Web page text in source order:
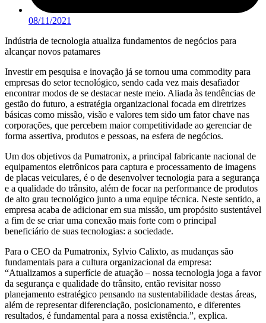
08/11/2021
Indústria de tecnologia atualiza fundamentos de negócios para
alcançar novos patamares
Investir em pesquisa e inovação já se tornou uma commodity para
empresas do setor tecnológico, sendo cada vez mais desafiador
encontrar modos de se destacar neste meio. Aliada às tendências de
gestão do futuro, a estratégia organizacional focada em diretrizes
básicas como missão, visão e valores tem sido um fator chave nas
corporações, que percebem maior competitividade ao gerenciar de
forma assertiva, produtos e pessoas, na esfera de negócios.
Um dos objetivos da Pumatronix, a principal fabricante nacional de
equipamentos eletrônicos para captura e processamento de imagens
de placas veiculares, é o de desenvolver tecnologia para a segurança
e a qualidade do trânsito, além de focar na performance de produtos
de alto grau tecnológico junto a uma equipe técnica. Neste sentido, a
empresa acaba de adicionar em sua missão, um propósito sustentável
a fim de se criar uma conexão mais forte com o principal
beneficiário de suas tecnologias: a sociedade.
Para o CEO da Pumatronix, Sylvio Calixto, as mudanças são
fundamentais para a cultura organizacional da empresa:
“Atualizamos a superfície de atuação – nossa tecnologia joga a favor
da segurança e qualidade do trânsito, então revisitar nosso
planejamento estratégico pensando na sustentabilidade destas áreas,
além de representar diferenciação, posicionamento, e diferentes
resultados, é fundamental para a nossa existência.”, explica.